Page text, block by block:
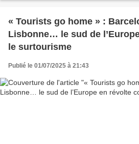
« Tourists go home » :
Lisbonne… le sud de
le surtourisme
Publié le 01/07/2025 à 21:43